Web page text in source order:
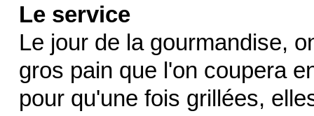
Le service
Le jour de la gourmandise,
gros pain que l'on coupera
pour qu'une fois grillées,